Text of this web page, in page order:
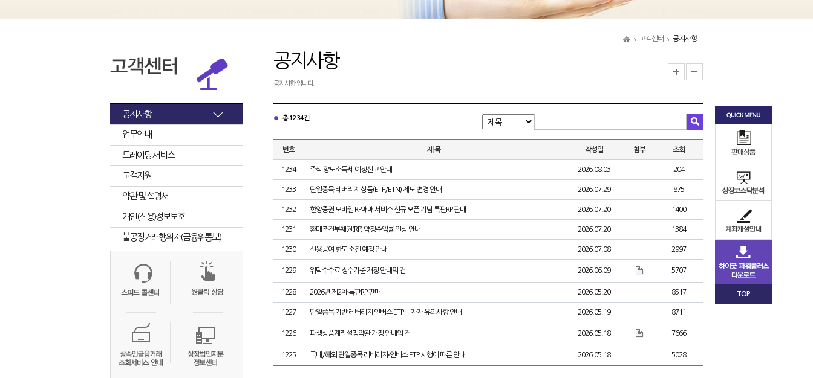
고객센터 공지사항
공지사항
업무안내
트레이딩 서비스
고객지원
약관 및 설명서
개인(신용)정보보호
불공정거래행위자(금융위통보)
공지사항
공지사항 입니다.
총 1234건
번호 제 목 작성일 첨부 조회
1234 주식 양도소득세 예정신고 안내 2026.08.03 204
1233 단일종목 레버리지 상품(ETF/ETN) 제도 변경 안내 2026.07.29 875
1232 한양증권 모바일 RP매매 서비스 신규 오픈 기념 특판RP 판매 2026.07.20 1400
1231 환매조건부채권(RP) 약정수익률 인상 안내 2026.07.20 1384
1230 신용공여 한도 소진 예정 안내 2026.07.08 2997
1229 위탁수수료 징수기준 개정 안내의 건 2026.06.09 5707
1228 2026년 제2차 특판RP 판매 2026.05.20 8517
1227 단일종목 기반 레버리지·인버스 ETP 투자자 유의사항 안내 2026.05.19 8711
1226 파생상품계좌설정약관 개정 안내의 건 2026.05.18 7666
1225 국내/해외 단일종목 레버리지⋅인버스 ETP 시행에 따른 안내 2026.05.18 5028
TOP